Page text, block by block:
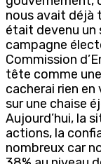
nous avait déjà
était devenu un
campagne
Commission
tête comme
cacherai rien
sur une chaise
Aujourd’hui, la
actions, la
nombreux car